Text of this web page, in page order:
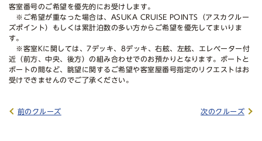
客室番号のご希望を優先的にお受けします。
※ご希望が重なった場合は、ASUKA CRUISE POINTS（アスカクルー
ズポイント）もしくは累計泊数の多い方からご希望を優先してまいりま
す。
※客室Kに関しては、7デッキ、8デッキ、右舷、左舷、エレベーター付
近（前方、中央、後方）の組み合わせでのお預かりとなります。ボートと
ボートの間など、眺望に関するご希望や客室屋番号指定のリクエストはお
受けできませんのでご了承ください。
前のクルーズ 次のクルーズ